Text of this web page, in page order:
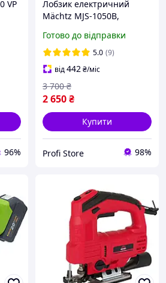
VP
96%
Лобзик електричний
Mächtz MJS-1050B,
Готово до відправки
5.0 (9)
від442₴/міс
2 650₴
3 700 ₴
Купити
Profi Store 98%